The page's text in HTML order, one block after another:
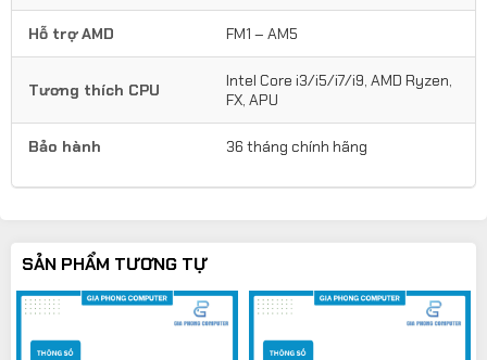
Hỗ trợ AMD FM1 – AM5
Tương thích CPU
Intel Core i3/i5/i7/i9, AMD Ryzen,
FX, APU
Bảo hành 36 tháng chính hãng
SẢN PHẨM TƯƠNG TỰ